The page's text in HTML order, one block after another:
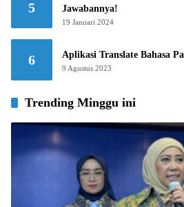
5
Jawabannya!
19 Januari 2024
6 Aplikasi Translate Bahasa
9 Agustus 2023
Trending Minggu ini